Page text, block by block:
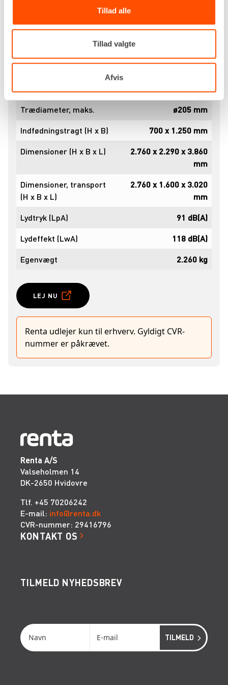
Tillad alle
Tillad valgte
Afvis
Specifikationer Dokumenter
Ydelse (hk / kW)
50,0 / 37,3
Trædiameter, maks.
ø205 mm
Indfødningstragt (H x B)
700 x 1.250 mm
Dimensioner (H x B x L)
2.760 x 2.290 x 3.860
mm
Dimensioner, transport
(H x B x L)
2.760 x 1.600 x 3.020
mm
Lydtryk (LpA)
91 dB(A)
Lydeffekt (LwA)
118 dB(A)
Egenvægt
2.260 kg
LEJ NU
Renta udlejer kun til erhverv. Gyldigt CVR-
nummer er påkrævet.
Renta A/S
Valseholmen 14
DK-2650 Hvidovre
Tlf. +45 70206242
E-mail: info@renta.dk
CVR-nummer: 29416796
KONTAKT OS
TILMELD NYHEDSBREV